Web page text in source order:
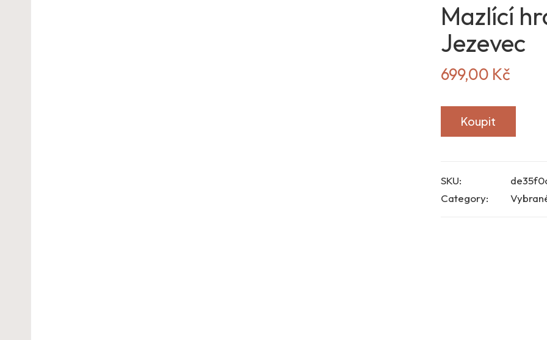
Mazlící
Jezevec
699,00 Kč
Koupit
SKU:
Category: